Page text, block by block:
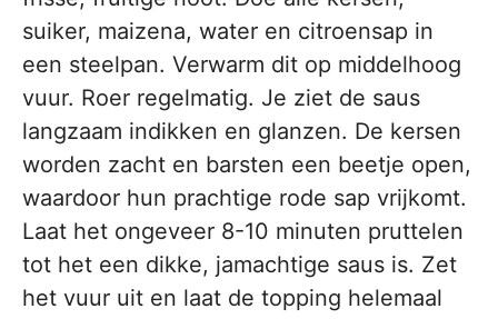
suiker, maizena, water en citroensap in
een steelpan. Verwarm dit op middelhoog
vuur. Roer regelmatig. Je ziet de saus
langzaam indikken en glanzen. De kersen
worden zacht en barsten een beetje open,
waardoor hun prachtige rode sap vrijkomt.
Laat het ongeveer 8-10 minuten pruttelen
tot het een dikke, jamachtige saus is. Zet
het vuur uit en laat de topping helemaal